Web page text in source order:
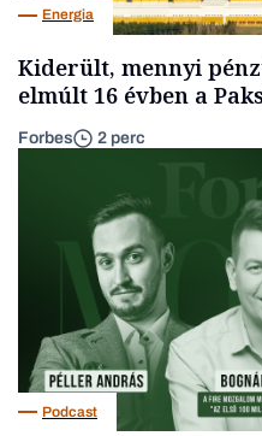
Energia
Kiderült, mennyi
elmúlt 16 évben a
Forbes 2 perc
Podcast